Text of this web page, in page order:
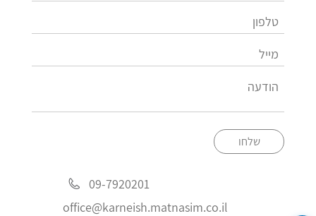
שלחו
09-7920201
office@karneish.matnasim.co.il